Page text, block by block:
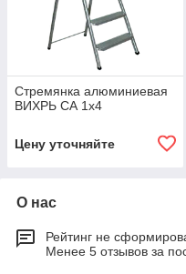
Стремянка алюминиевая
ВИХРЬ СА 1х4
Цену уточняйте
О нас
Рейтинг не
Менее 5 отзывов за